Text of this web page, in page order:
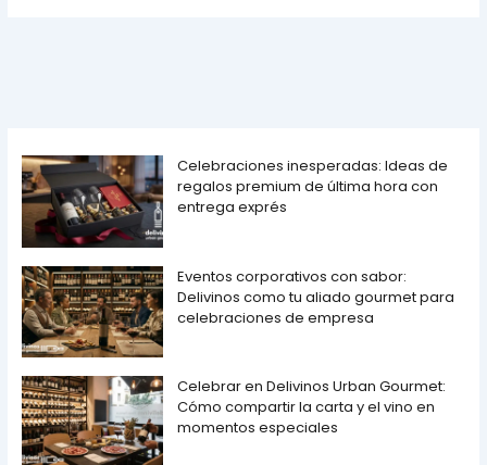
Celebraciones inesperadas: Ideas de
regalos premium de última hora con
entrega exprés
Eventos corporativos con sabor:
Delivinos como tu aliado gourmet para
celebraciones de empresa
Celebrar en Delivinos Urban Gourmet:
Cómo compartir la carta y el vino en
momentos especiales